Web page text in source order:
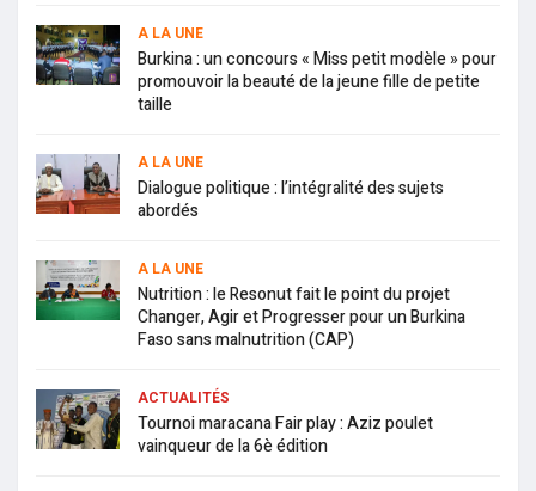
A LA UNE
Burkina : un concours « Miss petit modèle » pour
promouvoir la beauté de la jeune fille de petite
taille
A LA UNE
Dialogue politique : l’intégralité des sujets
abordés
A LA UNE
Nutrition : le Resonut fait le point du projet
Changer, Agir et Progresser pour un Burkina
Faso sans malnutrition (CAP)
ACTUALITÉS
Tournoi maracana Fair play : Aziz poulet
vainqueur de la 6è édition